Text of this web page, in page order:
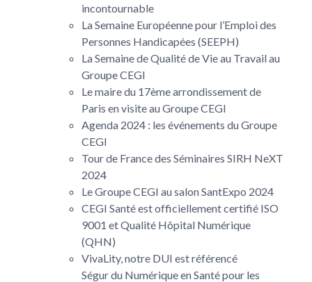
incontournable
La Semaine Européenne pour l’Emploi des
Personnes Handicapées (SEEPH)
La Semaine de Qualité de Vie au Travail au
Groupe CEGI
Le maire du 17ème arrondissement de
Paris en visite au Groupe CEGI
Agenda 2024 : les événements du Groupe
CEGI
Tour de France des Séminaires SIRH NeXT
2024
Le Groupe CEGI au salon SantExpo 2024
CEGI Santé est officiellement certifié ISO
9001 et Qualité Hôpital Numérique
(QHN)
VivaLity, notre DUI est référencé
Ségur du Numérique en Santé pour les